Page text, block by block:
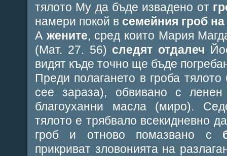
тялото Му да бъде извадено от
намери покой в семейния гроб на
А жените, сред които Мария
(Мат. 27. 56) следят отдалеч
видят къде точно ще бъде
Преди полагането в гроба
сее зараза), обвивано с
благоуханни масла (миро).
тялото е трябвало всекидневно
гроб и отново помазвано с
прикриват зловонията на